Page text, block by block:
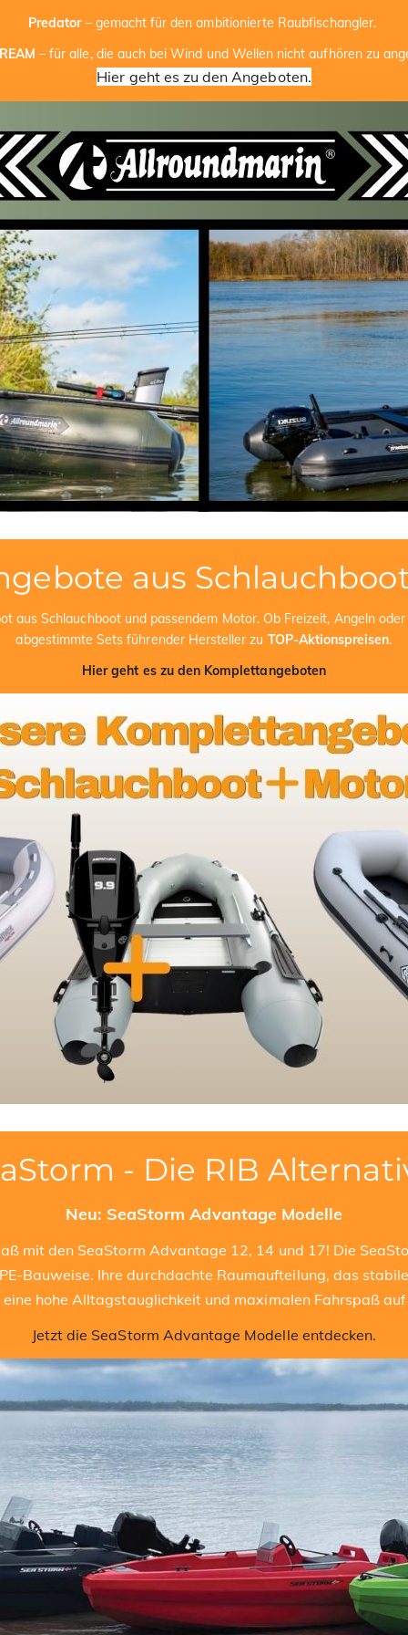
Predator– gemacht für den ambitionierte Raubfischangler.
– für alle, die auch bei Wind und Wellen nicht aufhören zu
Hier geht es zu den Angeboten.
aus
aus Schlauchboot und passendem Motor. Ob Freizeit, Angeln
abgestimmte Sets führender Hersteller zu TOP-Aktionspreisen.
Hier geht es zu den Komplettangeboten
- Die RIB
Neu: SeaStorm Advantage Modelle
mit den SeaStorm Advantage 12, 14 und 17! Die
Bauweise. Ihre durchdachte Raumaufteilung, das
hohe Alltagstauglichkeit und maximalen Fahrspaß
Jetzt die SeaStorm Advantage Modelle entdecken.